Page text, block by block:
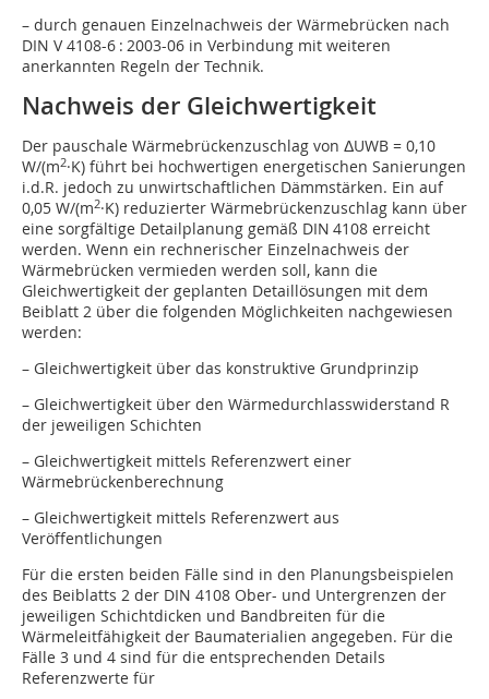
– durch genauen Einzelnachweis der Wärmebrücken nach
DIN V 4108-6 : 2003-06 in Verbindung mit weiteren
anerkannten Regeln der Technik.
Nachweis der Gleichwertigkeit
Der pauschale Wärmebrückenzuschlag von ΔUWB = 0,10
W/(m2·K) führt bei hochwertigen energetischen Sanierungen
i.d.R. jedoch zu unwirtschaftlichen Dämmstärken. Ein auf
0,05 W/(m2·K) reduzierter Wärmebrückenzuschlag kann über
eine sorgfältige Detailplanung gemäß DIN 4108 erreicht
werden. Wenn ein rechnerischer Einzelnachweis der
Wärmebrücken vermieden werden soll, kann die
Gleichwertigkeit der geplanten Detaillösungen mit dem
Beiblatt 2 über die folgenden Möglichkeiten nachgewiesen
werden:
– Gleichwertigkeit über das konstruktive Grundprinzip
– Gleichwertigkeit über den Wärmedurchlasswiderstand R
der jeweiligen Schichten
– Gleichwertigkeit mittels Referenzwert einer
Wärmebrückenberechnung
– Gleichwertigkeit mittels Referenzwert aus
Veröffentlichungen
Für die ersten beiden Fälle sind in den Planungsbeispielen
des Beiblatts 2 der DIN 4108 Ober- und Untergrenzen der
jeweiligen Schichtdicken und Bandbreiten für die
Wärmeleitfähigkeit der Baumaterialien angegeben. Für die
Fälle 3 und 4 sind für die entsprechenden Details
Referenzwerte für